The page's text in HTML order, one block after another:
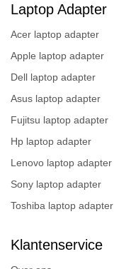
Laptop Adapter
Acer laptop adapter
Apple laptop adapter
Dell laptop adapter
Asus laptop adapter
Fujitsu laptop adapter
Hp laptop adapter
Lenovo laptop adapter
Sony laptop adapter
Toshiba laptop adapter
Klantenservice